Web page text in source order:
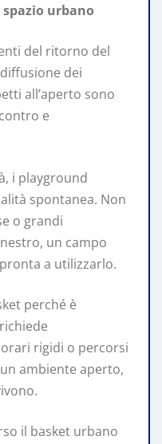
urbano
del ritorno del
dei
all’aperto sono
e
i playground
spontanea. Non
o grandi
un campo
a utilizzarlo.
perché è
rigidi o percorsi
ambiente aperto,
il basket urbano